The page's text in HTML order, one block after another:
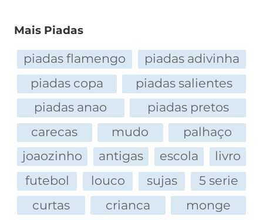
e.. Sem álcool GAZELA SALTITANTE
6 - Presentes que gosta de ganhar
a.. Ferramentas OGRO
b.. Garrafa de whisky MACHO
c.. Eletrônicos, informática,roupas de homem
HOMEM MODERNO
d.. Flores VIADO
e.. Velas aromáticas, perfumes,doces
caramelados, bombons DONZELA VIRGEM
7 - Cremes
a.. Só pasta de dentes MACHO
b.. Protetor solar só na praia e piscina HOMEM
Mais Piadas
piadas flamengo
piadas adivinha
piadas copa
piadas salientes
piadas anao
piadas pretos
carecas
mudo
palhaço
joaozinho
antigas escola
livro
futebol
louco sujas
5 serie
curtas
crianca
monge